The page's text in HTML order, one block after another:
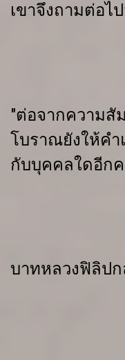
เขาจึงถามต่อไ
"ต่อจากความ
โบราณยังให้ค
กับบุคคลใดอีก
บาทหลวงฟิลิปก